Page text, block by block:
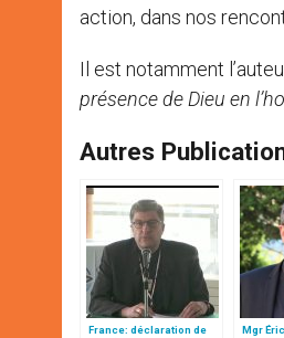
action, dans nos
Il est notamment
présence de Dieu en
Autres
France: déclaration de
Mgr